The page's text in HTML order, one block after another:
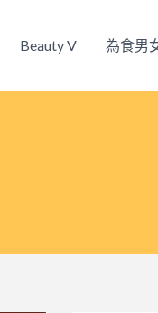
Beauty V 為食男